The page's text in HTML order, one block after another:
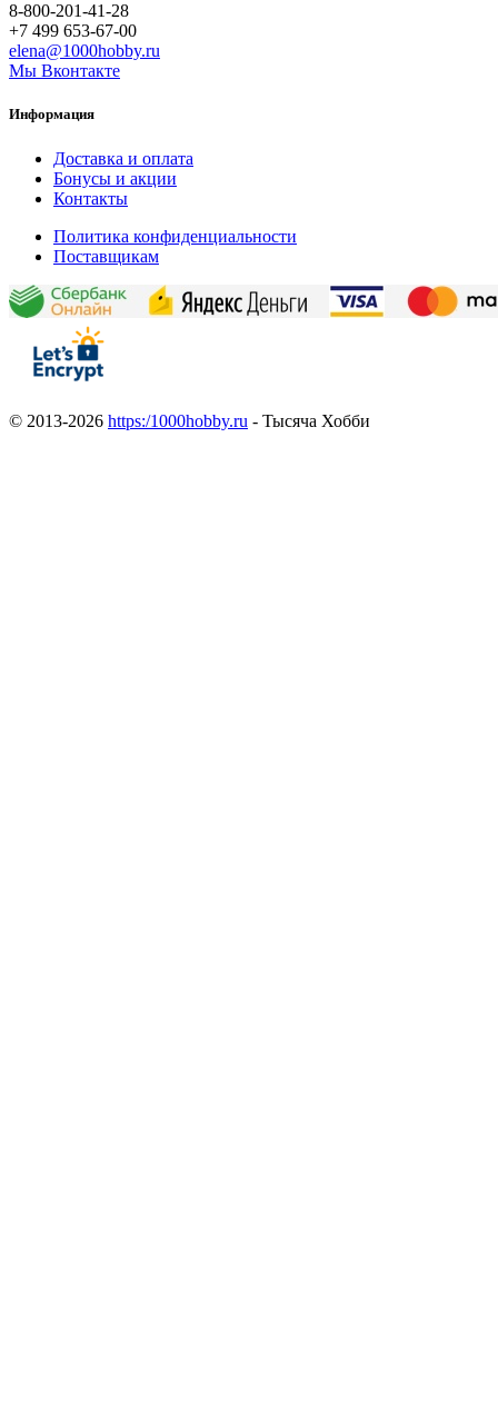
8-800-201-41-28
+7 499 653-67-00
elena@1000hobby.ru
Мы Вконтакте
Информация
Доставка и оплата
Бонусы и акции
Контакты
Политика конфиденциальности
Поставщикам
© 2013-2026 https:/1000hobby.ru - Тысяча Хобби